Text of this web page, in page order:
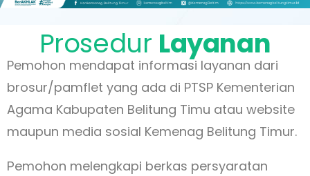
Prosedur Layanan
Pemohon mendapat informasi layanan dari
brosur/pamflet yang ada di PTSP Kementerian
Agama Kabupaten Belitung Timu atau website
maupun media sosial Kemenag Belitung Timur.
Pemohon melengkapi berkas persyaratan